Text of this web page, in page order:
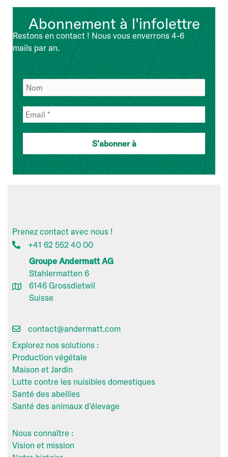
de
direction
Abonnement à l'infolettre
Restons en contact ! Nous vous enverrons 4-6
mails par an.
Prenez contact avec nous !
+41 62 552 40 00
Groupe Andermatt AG
Stahlermatten 6
6146 Grossdietwil
Suisse
contact@andermatt.com
Explorez nos solutions :
Production végétale
Maison et Jardin
Lutte contre les nuisibles domestiques
Santé des abeilles
Santé des animaux d'élevage
Nous connaître :
Vision et mission